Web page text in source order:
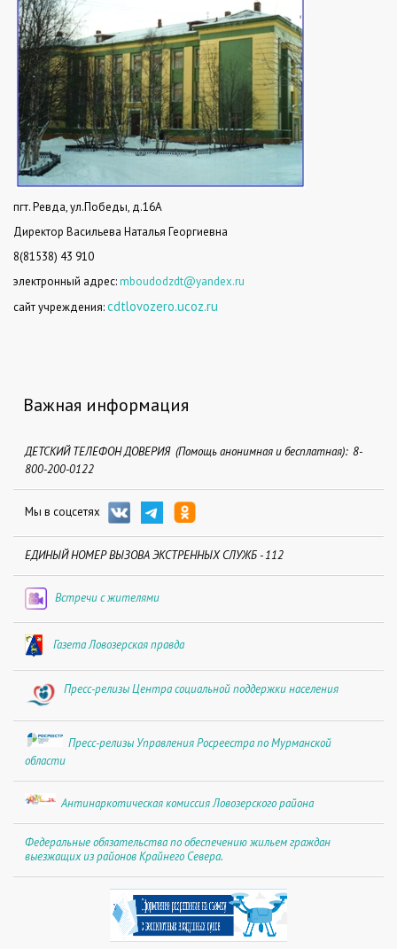
пгт. Ревда, ул.Победы, д.16А
Директор Васильева Наталья Георгиевна
8(81538) 43 910
электронный адрес:mboudodzdt@yandex.ru
сайт учреждения:cdtlovozero.ucoz.ru
Важная информация
ДЕТСКИЙ ТЕЛЕФОН ДОВЕРИЯ (Помощь анонимная и бесплатная): 8-
800-200-0122
Мы в соцсетях
ЕДИНЫЙ НОМЕР ВЫЗОВА ЭКСТРЕННЫХ СЛУЖБ - 112
Встречи с жителями
Газета Ловозерская правда
Пресс-релизы Центра социальной поддержки населения
Пресс-релизы Управления Росреестра по Мурманской
области
Антинаркотическая комиссия Ловозерского района
Федеральные обязательства по обеспечению жильем граждан
выезжащих из районов Крайнего Севера.